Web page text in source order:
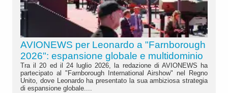
AVIONEWS per Leonardo a "Farnborough
2026": espansione globale e multidominio
Tra il 20 ed il 24 luglio 2026, la redazione di AVIONEWS ha
partecipato al "Farnborough International Airshow" nel Regno
Unito, dove Leonardo ha presentato la sua ambiziosa strategia
di espansione globale....